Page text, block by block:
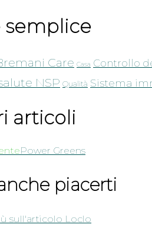
semplice
Care Casa Controllo
NSP Qualità Sistema
articoli
Power Greens
piacerti